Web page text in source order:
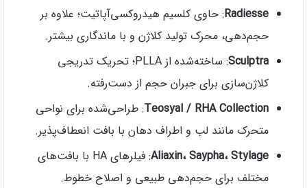
Radiesse: حاوی کلسیم هیدروکسی‌آپاتیت؛ علاوه بر
حجم‌دهی، محرک تولید کلاژن و با ماندگاری بیشتر.
Sculptra
: ساخته‌شده از PLLA؛ تحریک تدریجی
کلاژن‌سازی برای جبران حجم از دست‌رفته.
Teosyal / RHA Collection: طراحی‌شده برای نواحی
متحرک مانند لب و اطراف دهان با بافت انعطاف‌پذیر.
Aliaxin، Saypha، Stylage
: فیلرهای HA با بافت‌های
مختلف برای حجم‌دهی طبیعی و اصلاح خطوط.